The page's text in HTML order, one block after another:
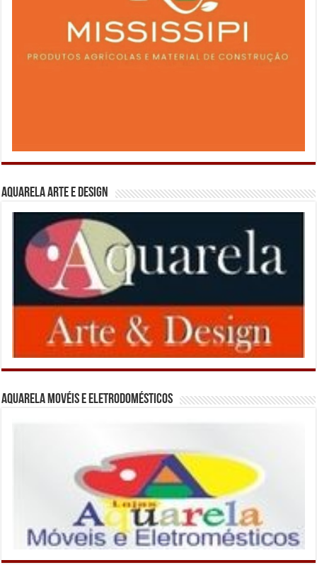
Aquarela Arte e Design
Aquarela Movéis e Eletrodomésticos